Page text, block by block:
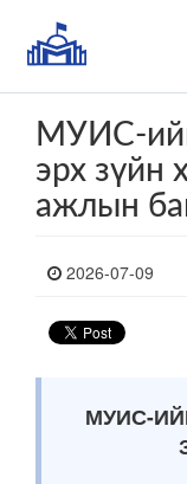
МУИС-
эрх зүйн
ажлын
2026-07-09
МУИС-